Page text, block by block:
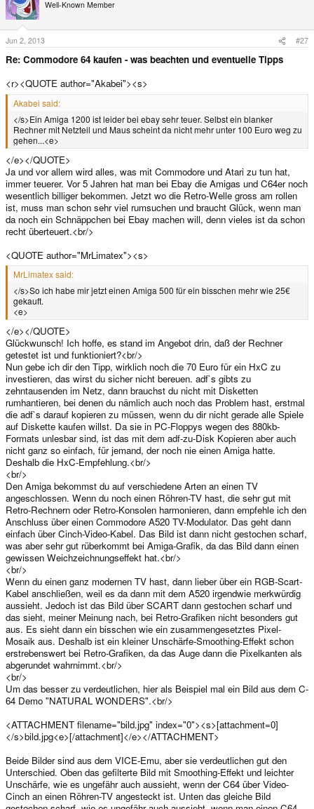
Well-Known Member
Jun 2, 2013 #27
Re: Commodore 64 kaufen - was beachten und eventuelle Tipps
<r><QUOTE author="Akabei"><s>
Akabei said:
</s>Ein Amiga 1200 ist leider bei ebay sehr teuer. Selbst ein blanker
Rechner mit Netzteil und Maus scheint da nicht mehr unter 100 Euro weg zu
gehen...<e>
</e></QUOTE>
Ja und vor allem wird alles, was mit Commodore und Atari zu tun hat,
immer teuerer. Vor 5 Jahren hat man bei Ebay die Amigas und C64er noch
wesentlich billiger bekommen. Jetzt wo die Retro-Welle gross am rollen
ist, muss man schon sehr viel rumsuchen und braucht Glück, wenn man
da noch ein Schnäppchen bei Ebay machen will, denn vieles ist da schon
recht überteuert.<br/>
<QUOTE author="MrLimatex"><s>
MrLimatex said:
</s>So ich habe mir jetzt einen Amiga 500 für ein bisschen mehr wie 25€
gekauft.
<e>
</e></QUOTE>
Glückwunsch! Ich hoffe, es stand im Angebot drin, daß der Rechner
getestet ist und funktioniert?<br/>
Nun gebe ich dir den Tipp, wirklich noch die 70 Euro für ein HxC zu
investieren, das wirst du sicher nicht bereuen. adf`s gibts zu
zehntausenden im Netz, dann brauchst du nicht mit Disketten
rumhantieren, bei denen du nämlich auch noch das Problem hast, erstmal
die adf`s darauf kopieren zu müssen, wenn du dir nicht gerade alle Spiele
auf Diskette kaufen willst. Da sie in PC-Floppys wegen des 880kb-
Formats unlesbar sind, ist das mit dem adf-zu-Disk Kopieren aber auch
nicht ganz so einfach, für jemand, der noch nie einen Amiga hatte.
Deshalb die HxC-Empfehlung.<br/>
<br/>
Den Amiga bekommst du auf verschiedene Arten an einen TV
angeschlossen. Wenn du noch einen Röhren-TV hast, die sehr gut mit
Retro-Rechnern oder Retro-Konsolen harmonieren, dann empfehle ich den
Anschluss über einen Commodore A520 TV-Modulator. Das geht dann
einfach über Cinch-Video-Kabel. Das Bild ist dann nicht gestochen scharf,
was aber sehr gut rüberkommt bei Amiga-Grafik, da das Bild dann einen
gewissen Weichzeichnungseffekt hat.<br/>
<br/>
Wenn du einen ganz modernen TV hast, dann lieber über ein RGB-Scart-
Kabel anschließen, weil es da dann mit dem A520 irgendwie merkwürdig
aussieht. Jedoch ist das Bild über SCART dann gestochen scharf und
das sieht, meiner Meinung nach, bei Retro-Grafiken nicht besonders gut
aus. Es sieht dann ein bisschen wie ein zusammengesetztes Pixel-
Mosaik aus. Deshalb ist ein kleiner Unschärfe-Smoothing-Effekt schon
erstrebenswert bei Retro-Grafiken, da das Auge dann die Pixelkanten als
abgerundet wahrnimmt.<br/>
<br/>
Um das besser zu verdeutlichen, hier als Beispiel mal ein Bild aus dem C-
64 Demo "NATURAL WONDERS".<br/>
<ATTACHMENT filename="bild.jpg" index="0"><s>[attachment=0]
</s>bild.jpg<e>[/attachment]</e></ATTACHMENT>
Beide Bilder sind aus dem VICE-Emu, aber sie verdeutlichen gut den
Unterschied. Oben das gefilterte Bild mit Smoothing-Effekt und leichter
Unschärfe, wie es ungefähr auch aussieht, wenn der C64 über Video-
Cinch an einen Röhren-TV angesteckt ist. Unten das gleiche Bild